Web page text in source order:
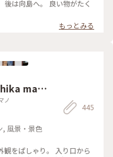
後は向島へ。 良い物がたく
もっとみる
ノ
, 風景・景色
445
観をぱしゃり。 入り口から